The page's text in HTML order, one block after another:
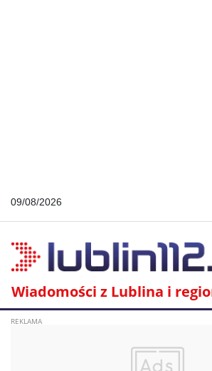
09/08/2026
Wiadomości z Lublina i